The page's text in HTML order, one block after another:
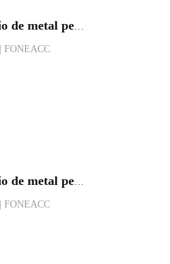
PG45-BL4260 Motor eléctrico de CC con reductor planetario de metal pequeño de 45 mm
FONEACC
PG42-BL4260 Motor eléctrico de CC con reductor planetario de metal pequeño de 42 mm
FONEACC